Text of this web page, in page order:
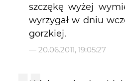
szczękę wyżej
wyrzygał w dniu
gorzkiej.
— 20.06.2011, 19:05:27